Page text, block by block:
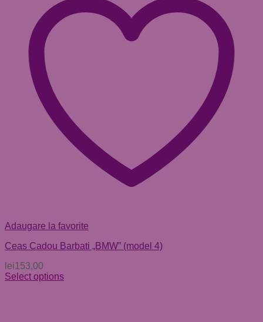
Adaugare la favorite
Ceas Cadou Barbati „BMW” (model 4)
lei153,00
Select options